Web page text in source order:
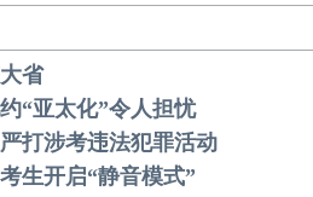
省
“亚太化”令人担忧
打涉考违法犯罪活动
生开启“静音模式”